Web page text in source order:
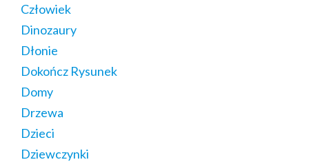
Człowiek
Dinozaury
Dłonie
Dokończ Rysunek
Domy
Drzewa
Dzieci
Dziewczynki